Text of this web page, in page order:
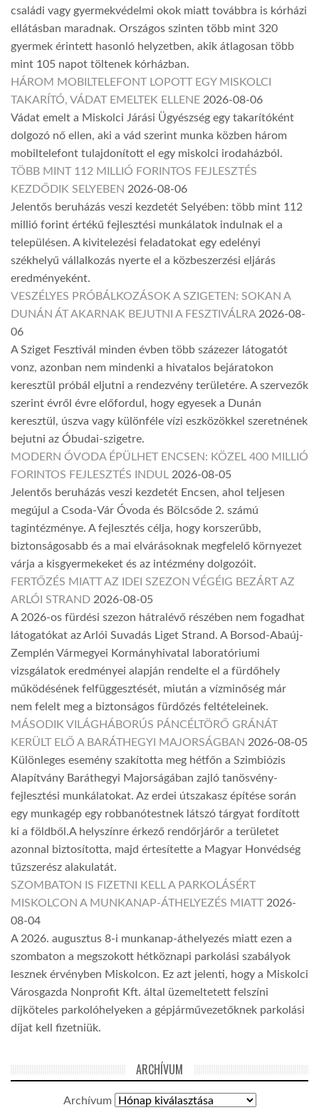
családi vagy gyermekvédelmi okok miatt továbbra is kórházi
ellátásban maradnak. Országos szinten több mint 320
gyermek érintett hasonló helyzetben, akik átlagosan több
mint 105 napot töltenek kórházban.
HÁROM MOBILTELEFONT LOPOTT EGY MISKOLCI
TAKARÍTÓ, VÁDAT EMELTEK ELLENE 2026-08-06
Vádat emelt a Miskolci Járási Ügyészség egy takarítóként
dolgozó nő ellen, aki a vád szerint munka közben három
mobiltelefont tulajdonított el egy miskolci irodaházból.
TÖBB MINT 112 MILLIÓ FORINTOS FEJLESZTÉS
KEZDŐDIK SELYEBEN 2026-08-06
Jelentős beruházás veszi kezdetét Selyében: több mint 112
millió forint értékű fejlesztési munkálatok indulnak el a
településen. A kivitelezési feladatokat egy edelényi
székhelyű vállalkozás nyerte el a közbeszerzési eljárás
eredményeként.
VESZÉLYES PRÓBÁLKOZÁSOK A SZIGETEN: SOKAN A
DUNÁN ÁT AKARNAK BEJUTNI A FESZTIVÁLRA 2026-08-
06
A Sziget Fesztivál minden évben több százezer látogatót
vonz, azonban nem mindenki a hivatalos bejáratokon
keresztül próbál eljutni a rendezvény területére. A szervezők
szerint évről évre előfordul, hogy egyesek a Dunán
keresztül, úszva vagy különféle vízi eszközökkel szeretnének
bejutni az Óbudai-szigetre.
MODERN ÓVODA ÉPÜLHET ENCSEN: KÖZEL 400 MILLIÓ
FORINTOS FEJLESZTÉS INDUL 2026-08-05
Jelentős beruházás veszi kezdetét Encsen, ahol teljesen
megújul a Csoda-Vár Óvoda és Bölcsőde 2. számú
tagintézménye. A fejlesztés célja, hogy korszerűbb,
biztonságosabb és a mai elvárásoknak megfelelő környezet
várja a kisgyermekeket és az intézmény dolgozóit.
FERTŐZÉS MIATT AZ IDEI SZEZON VÉGÉIG BEZÁRT AZ
ARLÓI STRAND 2026-08-05
A 2026-os fürdési szezon hátralévő részében nem fogadhat
látogatókat az Arlói Suvadás Liget Strand. A Borsod-Abaúj-
Zemplén Vármegyei Kormányhivatal laboratóriumi
vizsgálatok eredményei alapján rendelte el a fürdőhely
működésének felfüggesztését, miután a vízminőség már
nem felelt meg a biztonságos fürdőzés feltételeinek.
MÁSODIK VILÁGHÁBORÚS PÁNCÉLTÖRŐ GRÁNÁT
KERÜLT ELŐ A BARÁTHEGYI MAJORSÁGBAN 2026-08-05
Különleges esemény szakította meg hétfőn a Szimbiózis
Alapítvány Baráthegyi Majorságában zajló tanösvény-
fejlesztési munkálatokat. Az erdei útszakasz építése során
egy munkagép egy robbanótestnek látszó tárgyat fordított
ki a földből.A helyszínre érkező rendőrjárőr a területet
azonnal biztosította, majd értesítette a Magyar Honvédség
tűzszerész alakulatát.
SZOMBATON IS FIZETNI KELL A PARKOLÁSÉRT
MISKOLCON A MUNKANAP-ÁTHELYEZÉS MIATT 2026-
08-04
A 2026. augusztus 8-i munkanap-áthelyezés miatt ezen a
szombaton a megszokott hétköznapi parkolási szabályok
lesznek érvényben Miskolcon. Ez azt jelenti, hogy a Miskolci
Városgazda Nonprofit Kft. által üzemeltetett felszíni
díjköteles parkolóhelyeken a gépjárművezetőknek parkolási
díjat kell fizetniük.
ARCHÍVUM
Archívum